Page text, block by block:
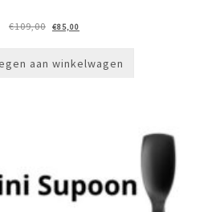
€109,00
Oorspronkelijke
prijs
€85,00
prijs
aan winkelwagen